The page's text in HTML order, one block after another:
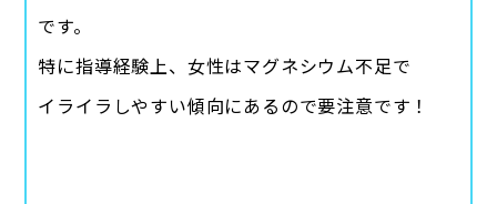
です。
特に指導経験上、女性はマグネシウム不足で
イライラしやすい傾向にあるので要注意です！